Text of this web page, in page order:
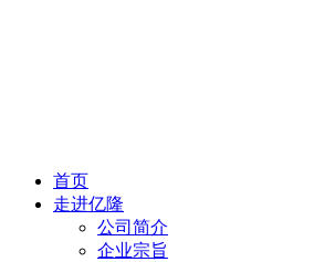
首页
走进亿隆
公司简介
企业宗旨